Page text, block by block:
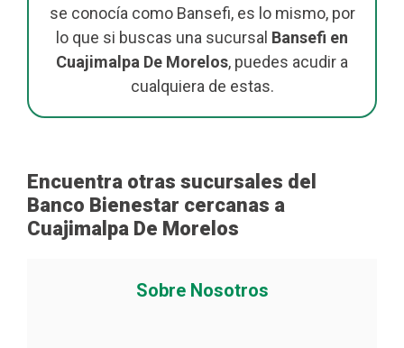
se conocía como Bansefi, es lo mismo, por
lo que si buscas una sucursal Bansefi en
Cuajimalpa De Morelos, puedes acudir a
cualquiera de estas.
Encuentra otras sucursales del
Banco Bienestar cercanas a
Cuajimalpa De Morelos
Sobre Nosotros